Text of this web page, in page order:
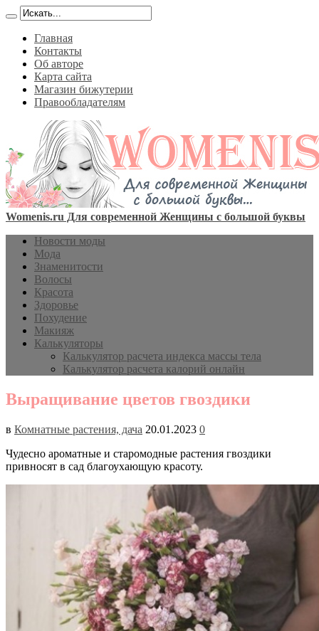
Главная
Контакты
Об авторе
Карта сайта
Магазин бижутерии
Правообладателям
Womenis.ru Для современной Женщины с большой буквы
Новости моды
Мода
Знаменитости
Волосы
Красота
Здоровье
Похудение
Макияж
Калькуляторы
Калькулятор расчета индекса массы тела
Калькулятор расчета калорий онлайн
Выращивание цветов гвоздики
в Комнатные растения, дача 20.01.2023 0
Чудесно ароматные и старомодные растения гвоздики
привносят в сад благоухающую красоту.